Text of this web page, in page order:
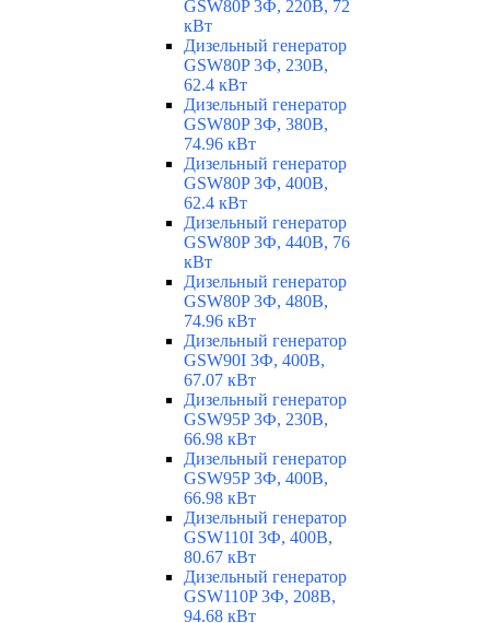
GSW80P 3Ф, 220В, 72
кВт
Дизельный генератор
GSW80P 3Ф, 230В,
62.4 кВт
Дизельный генератор
GSW80P 3Ф, 380В,
74.96 кВт
Дизельный генератор
GSW80P 3Ф, 400В,
62.4 кВт
Дизельный генератор
GSW80P 3Ф, 440В, 76
кВт
Дизельный генератор
GSW80P 3Ф, 480В,
74.96 кВт
Дизельный генератор
GSW90I 3Ф, 400В,
67.07 кВт
Дизельный генератор
GSW95P 3Ф, 230В,
66.98 кВт
Дизельный генератор
GSW95P 3Ф, 400В,
66.98 кВт
Дизельный генератор
GSW110I 3Ф, 400В,
80.67 кВт
Дизельный генератор
GSW110P 3Ф, 208В,
94.68 кВт